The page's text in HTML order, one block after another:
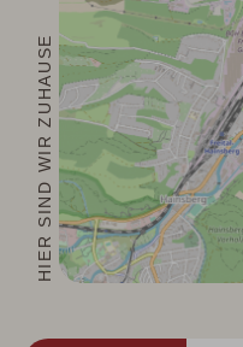
HIER SIND WIR ZUHAUSE